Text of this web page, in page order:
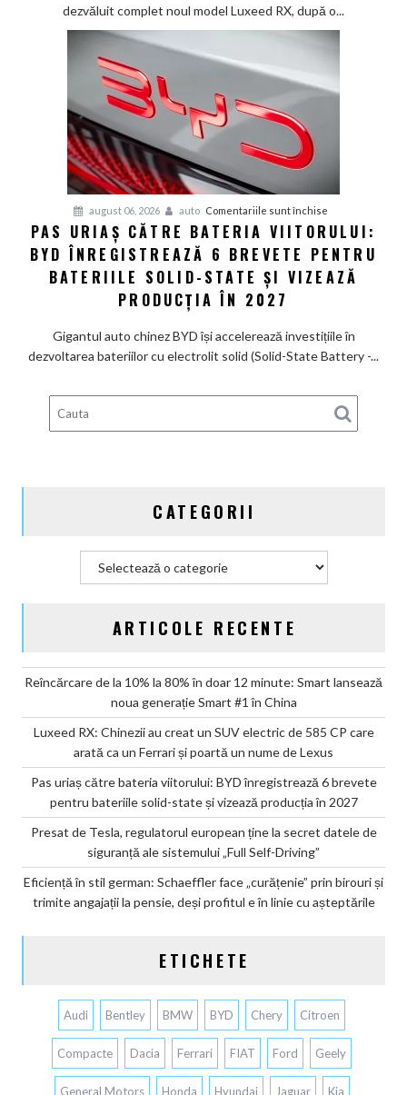
un
585
și
poartă
nume
dezvăluit complet noul model Luxeed RX, după o...
august 06, 2026 auto Comentariile sunt închise
uriaș
către
BYD
pentru
bateriile
în
PAS URIAȘ CĂTRE BATERIA VIITORULUI:
BYD ÎNREGISTREAZĂ 6 BREVETE PENTRU
BATERIILE SOLID-STATE ȘI VIZEAZĂ
PRODUCȚIA ÎN 2027
Gigantul auto chinez BYD își accelerează investițiile în
dezvoltarea bateriilor cu electrolit solid (Solid-State Battery -...
CATEGORII
ARTICOLE RECENTE
Reîncărcare de la 10% la 80% în doar 12 minute: Smart lansează
noua generație Smart #1 în China
Luxeed RX: Chinezii au creat un SUV electric de 585 CP care
arată ca un Ferrari și poartă un nume de Lexus
Pas uriaș către bateria viitorului: BYD înregistrează 6 brevete
pentru bateriile solid-state și vizează producția în 2027
Presat de Tesla, regulatorul european ține la secret datele de
siguranță ale sistemului „Full Self-Driving”
Eficiență în stil german: Schaeffler face „curățenie” prin birouri și
trimite angajații la pensie, deși profitul e în linie cu așteptările
ETICHETE
Audi Bentley BMW BYD Chery Citroen
Compacte Dacia Ferrari FIAT Ford Geely
General Motors Honda Hyundai Jaguar Kia